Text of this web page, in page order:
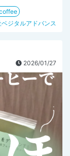
ジタルアドバンス
2026/01/27